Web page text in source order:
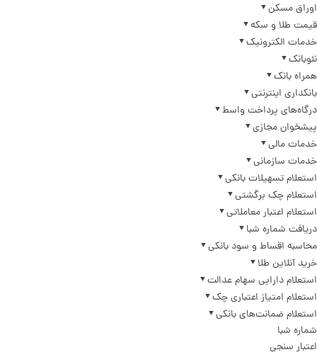
اوراق مسکن
قیمت طلا و سکه
خدمات الکترونیک
نئوبانک
همراه بانک
بانکداری اینترنتی
درگاه‌های پرداخت واسط
پیشخوان مجازی
خدمات مالی
خدمات سازمانی
استعلام تسهیلات بانکی
استعلام چک برگشتی
استعلام اعتبار معاملاتی
دریافت شماره شبا
محاسبه اقساط و سود بانکی
خرید آنلاین طلا
استعلام دارایی سهام عدالت
استعلام امتیاز اعتباری چک
استعلام ضمانت‌های بانکی
شماره شبا
اعتبار سنجی